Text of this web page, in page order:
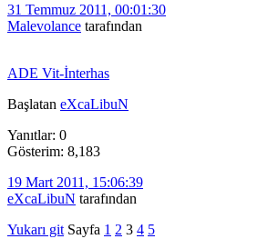
31 Temmuz 2011, 00:01:30
Malevolance tarafından
ADE Vit-İnterhas
Başlatan eXcaLibuN
Yanıtlar: 0
Gösterim: 8,183
19 Mart 2011, 15:06:39
eXcaLibuN tarafından
Yukarı git Sayfa 1 2 3 4 5